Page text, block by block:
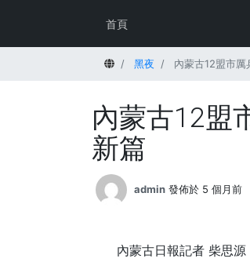
首頁
首頁 黑夜 內蒙古12盟市
內蒙古12盟
新篇
admin 發佈於 5 個月前
內蒙古日報記者 柴思源